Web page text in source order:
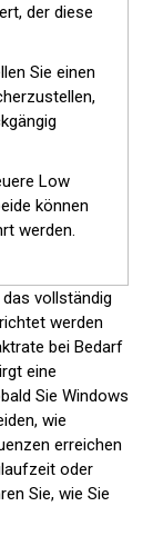
der diese
Sie einen
Low
können
werden.
vollständig
werden
bei Bedarf
eine
Sie Windows
wie
erreichen
oder
Sie, wie Sie